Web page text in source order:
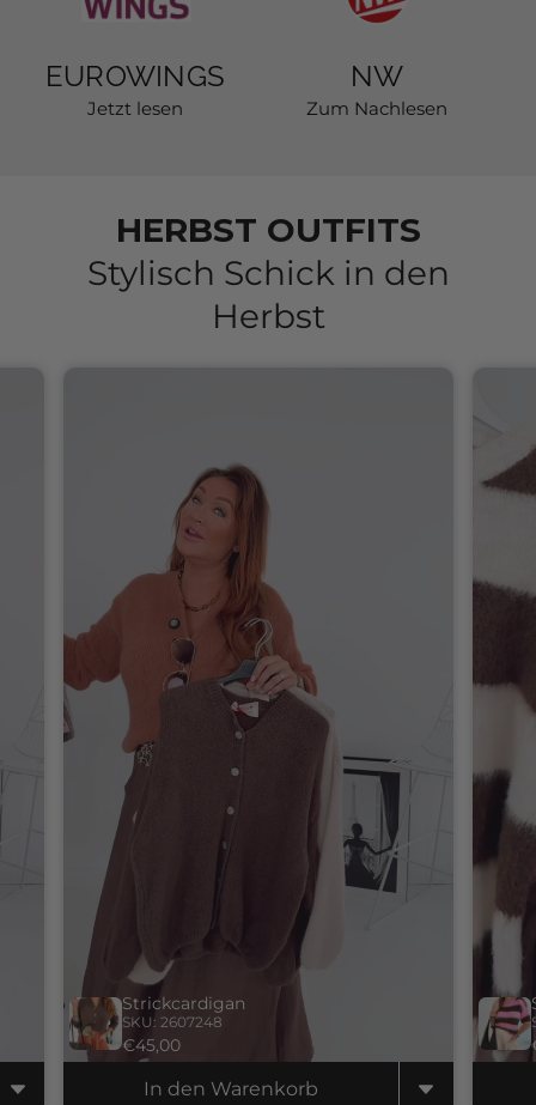
EUROWINGS
Jetzt lesen
NW
Zum Nachlesen
HERBST OUTFITS
Stylisch Schick in den
Herbst
Strickcardigan
SKU: 2607248
€45,00
In den Warenkorb